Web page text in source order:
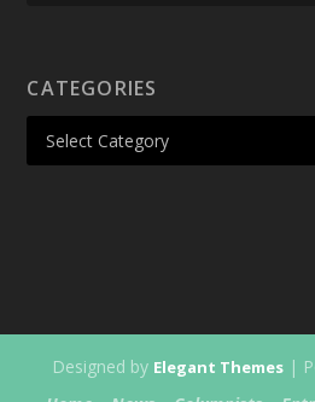
CATEGORIES
Designed by Elegant Themes |